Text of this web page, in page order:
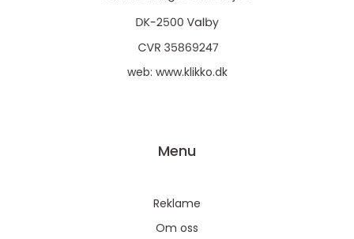
web: www.klikko.dk
Menu
Reklame
Om oss